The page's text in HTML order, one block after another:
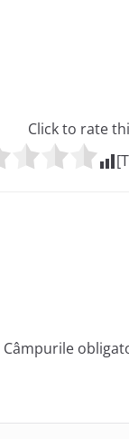
Click to rate
Câmpurile